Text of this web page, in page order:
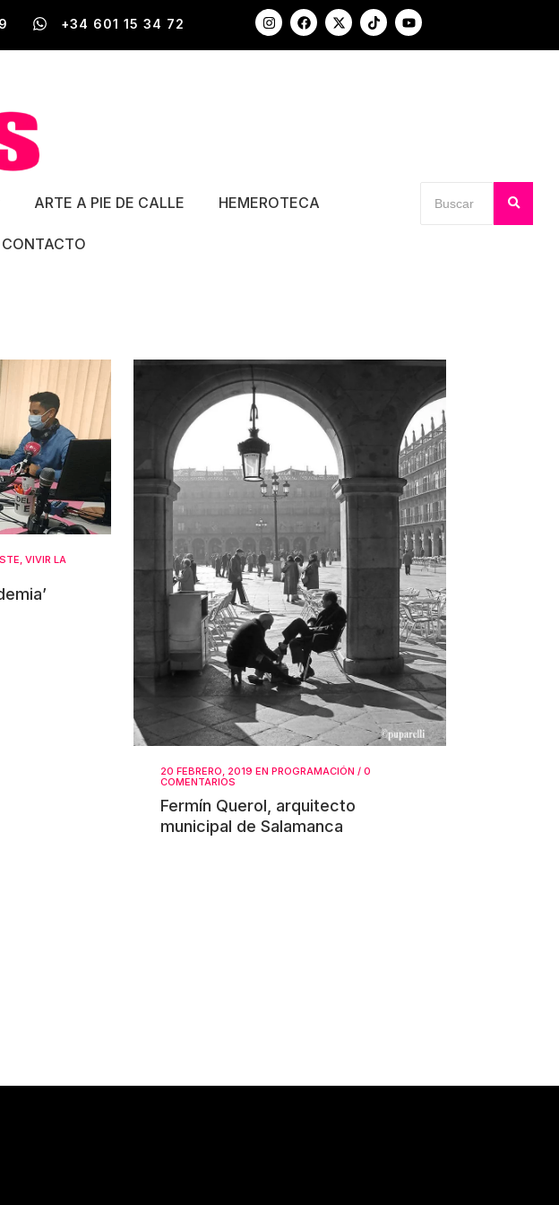
+34 601 15 34 72
ARTE A PIE DE CALLE HEMEROTECA
CONTACTO
, VIVIR LA
20 FEBRERO, 2019 EN PROGRAMACIÓN / 0
COMENTARIOS
Fermín Querol, arquitecto
municipal de Salamanca